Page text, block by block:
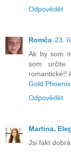
Odpovědět
Romča 23.
Ak by som
som určite
romantické!!
Gold Phoenix
Odpovědět
Martina,
Jsi fakt